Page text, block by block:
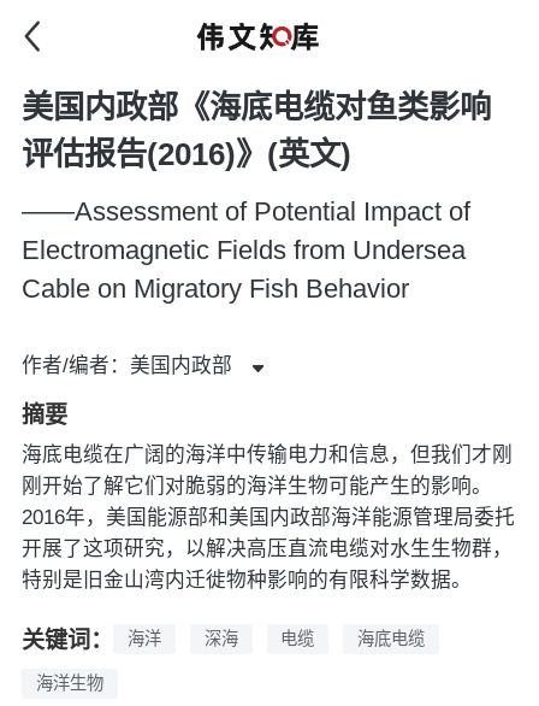
美国内政部《海底电缆对鱼类影响
评估报告(2016)》(英文)
——Assessment of Potential Impact of
Electromagnetic Fields from Undersea
Cable on Migratory Fish Behavior
作者/编者：美国内政部
摘要
海底电缆在广阔的海洋中传输电力和信息，但我们才刚
刚开始了解它们对脆弱的海洋生物可能产生的影响。
2016年，美国能源部和美国内政部海洋能源管理局委托
开展了这项研究，以解决高压直流电缆对水生生物群，
特别是旧金山湾内迁徙物种影响的有限科学数据。
关键词： 海洋 深海 电缆 海底电缆
海洋生物